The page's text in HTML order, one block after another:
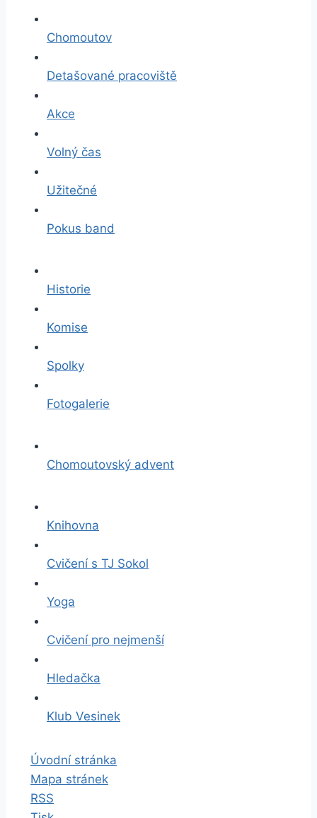
Chomoutov
Detašované pracoviště
Akce
Volný čas
Užitečné
Pokus band
Historie
Komise
Spolky
Fotogalerie
Chomoutovský advent
Knihovna
Cvičení s TJ Sokol
Yoga
Cvičení pro nejmenší
Hledačka
Klub Vesinek
Úvodní stránka
Mapa stránek
RSS